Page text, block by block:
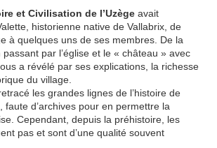
et Civilisation de l’Uzège avait
historienne native de Vallabrix, de
à quelques uns de ses membres. De la
par l’église et le « château » avec
a révélé par ses explications, la richesse
du village.
les grandes lignes de l’histoire de
faute d’archives pour en permettre la
Cependant, depuis la préhistoire, les
pas et sont d’une qualité souvent